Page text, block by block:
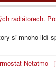
radiátorech.
si mnoho lidí
Netatmo -